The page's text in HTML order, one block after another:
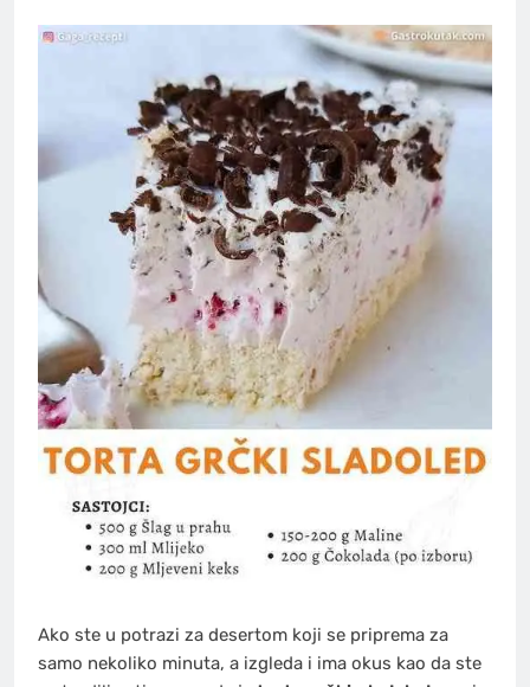
Ako ste u potrazi za desertom koji se priprema za
samo nekoliko minuta, a izgleda i ima okus kao da ste